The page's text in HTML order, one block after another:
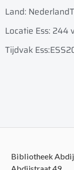
Land: Nederland
Locatie Ess: 244
Tijdvak
Bibliotheek Abdij